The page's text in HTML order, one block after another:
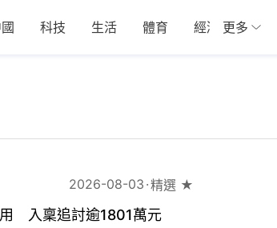
科技 生活 體育 經濟 01深圳
更多
2026-08-03 精選 ★
入稟追討逾1801萬元